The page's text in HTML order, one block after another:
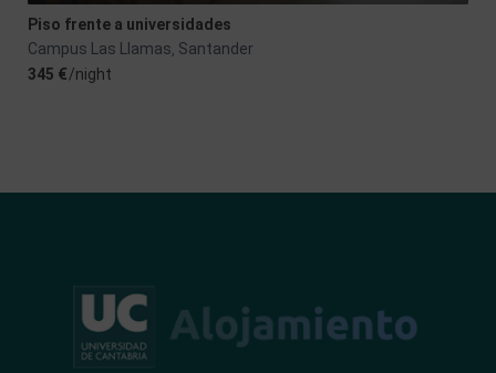
Piso frente a universidades
Campus Las Llamas, Santander
345 €/night